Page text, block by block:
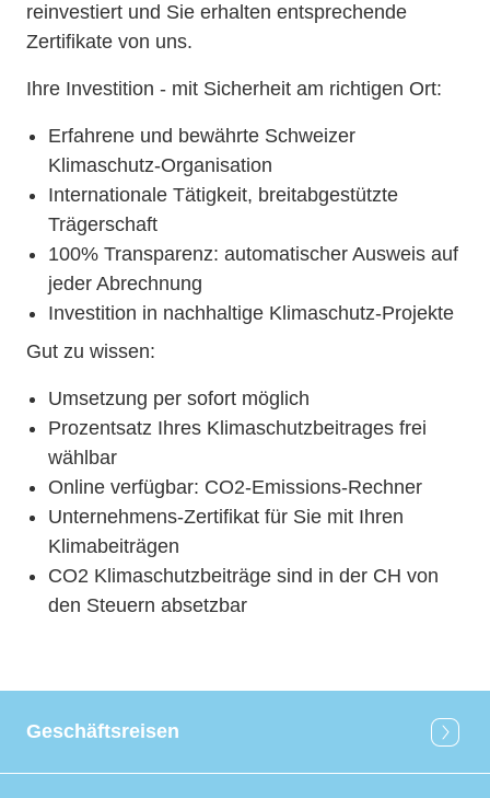
reinvestiert und Sie erhalten entsprechende
Zertifikate von uns.
Ihre Investition - mit Sicherheit am richtigen Ort:
Erfahrene und bewährte Schweizer
Klimaschutz-Organisation
Internationale Tätigkeit, breitabgestützte
Trägerschaft
100% Transparenz: automatischer Ausweis auf
jeder Abrechnung
Investition in nachhaltige Klimaschutz-Projekte
Gut zu wissen:
Umsetzung per sofort möglich
Prozentsatz Ihres Klimaschutzbeitrages frei
wählbar
Online verfügbar: CO2-Emissions-Rechner
Unternehmens-Zertifikat für Sie mit Ihren
Klimabeiträgen
CO2 Klimaschutzbeiträge sind in der CH von
den Steuern absetzbar
Geschäftsreisen